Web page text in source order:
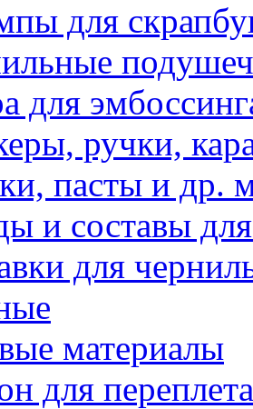
для
для
ручки,
пасты и др.
и составы
для
материалы
для переплета